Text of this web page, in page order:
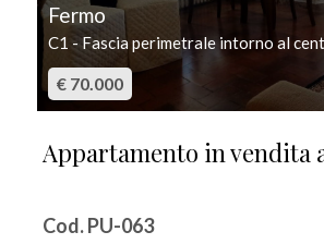
Fermo
C1 - Fascia perimetrale intorno al
€ 70.000
Appartamento in vendita
Cod. PU-063